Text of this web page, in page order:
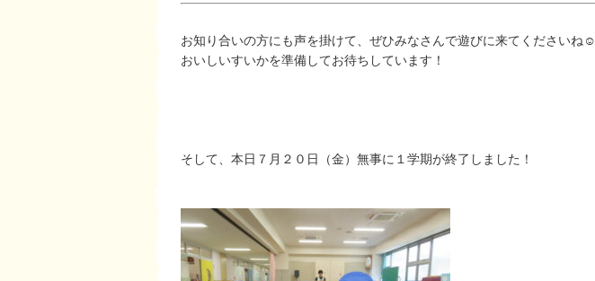
お知り合いの方にも声を掛けて、ぜひみなさんで遊びに来てくださいね☺
おいしいすいかを準備してお待ちしています！
そして、本日７月２０日（金）無事に１学期が終了しました！